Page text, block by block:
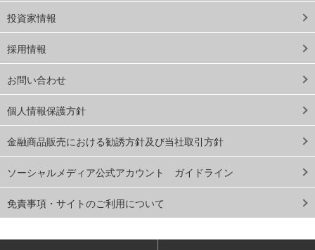
投資家情報
採用情報
お問い合わせ
個人情報保護方針
金融商品販売における勧誘方針及び当社取引方針
ソーシャルメディア公式アカウント ガイドライン
免責事項・サイトのご利用について